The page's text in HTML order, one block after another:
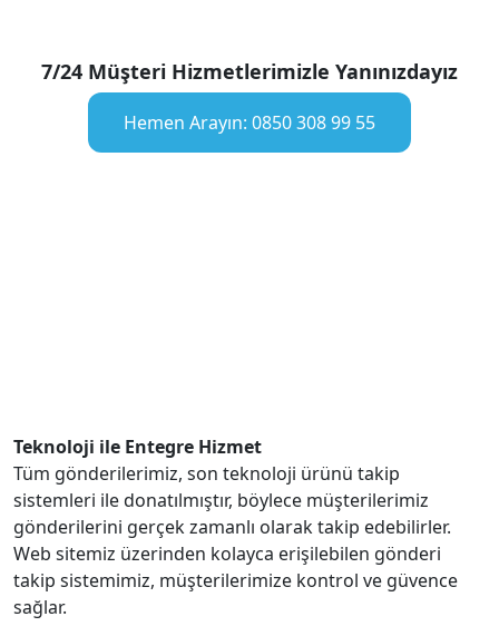
7/24 Müşteri Hizmetlerimizle Yanınızdayız
Hemen Arayın: 0850 308 99 55
Teknoloji ile Entegre Hizmet
Tüm gönderilerimiz, son teknoloji ürünü takip
sistemleri ile donatılmıştır, böylece müşterilerimiz
gönderilerini gerçek zamanlı olarak takip edebilirler.
Web sitemiz üzerinden kolayca erişilebilen gönderi
takip sistemimiz, müşterilerimize kontrol ve güvence
sağlar.